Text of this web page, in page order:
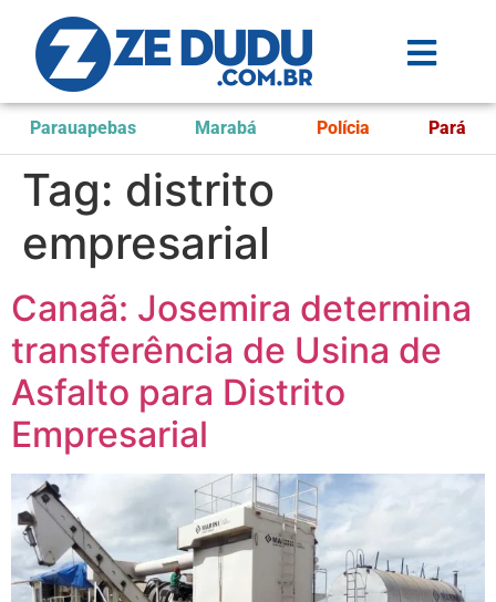
Parauapebas Marabá Polícia Pará
Tag: distrito
empresarial
Canaã: Josemira determina
transferência de Usina de
Asfalto para Distrito
Empresarial